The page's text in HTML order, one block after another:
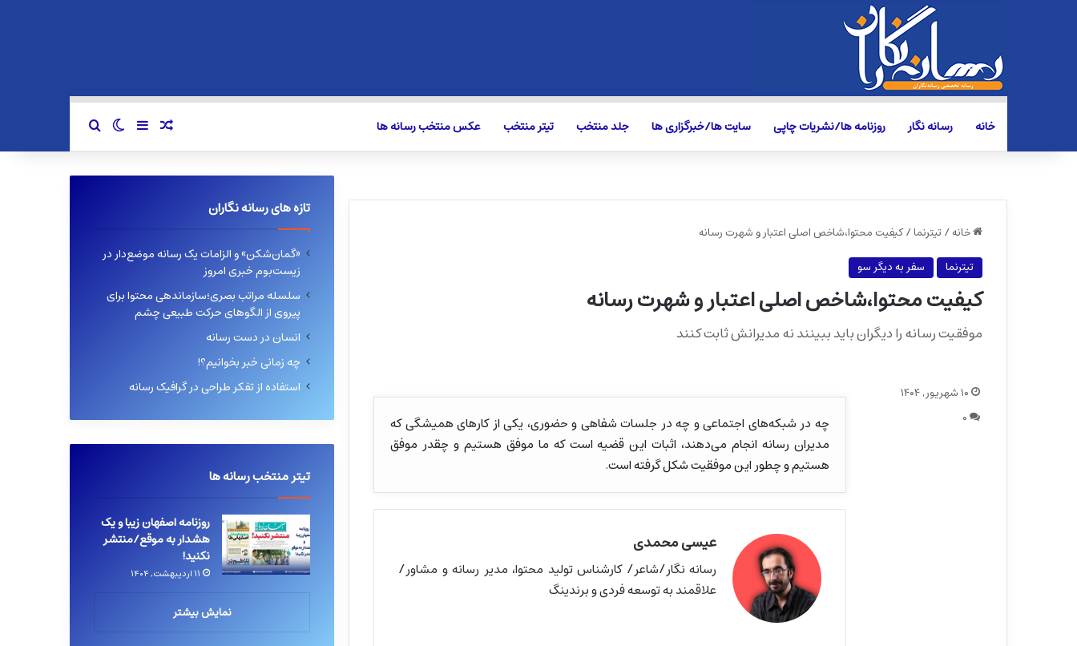
خانه رسانه نگار روزنامه ها/نشریات چاپی سایت ها/خبرگزاری ها جلد منتخب تیتر منتخب عکس منتخب رسانه ها نوشته تصادفی
سایدبارتغییر پوسته
خانه/تیترنما/کیفیت محتوا،شاخص اصلی اعتبار و شهرت رسانه
تیترنما
سفر به دیگر سو
کیفیت محتوا،شاخص اصلی اعتبار و شهرت رسانه
موفقیت رسانه را دیگران باید ببینند نه مدیرانش ثابت کنند
چه در شبکه‌های اجتماعی و چه در جلسات شفاهی و حضوری، یکی از کارهای همیشگی که
مدیران رسانه انجام می‌دهند، اثبات این قضیه است که ما موفق هستیم و چقدر موفق
هستیم و چطور این موفقیت شکل گرفته است.
عیسی محمدی
رسانه نگار/شاعر/ کارشناس تولید محتوا، مدیر رسانه و مشاور/
علاقمند به توسعه فردی و برندینگ
۱۰ شهریور, ۱۴۰۴
۰
تازه های رسانه نگاران
«گمان‌شکن» و الزامات یک رسانه موضع‌دار در
زیست‌بوم خبری امروز
سلسله مراتب بصری؛سازماندهی محتوا برای
پیروی از الگوهای حرکت طبیعی چشم
انسان در دست رسانه
چه زمانی خبر بخوانیم؟!
استفاده از تفکر طراحی در گرافیک رسانه
تیتر منتخب رسانه ها
روزنامه اصفهان زیبا و یک
هشدار به موقع/منتشر
نکنید!
۱۱ اردیبهشت, ۱۴۰۴
نمایش بیشتر